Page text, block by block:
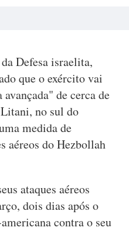
Defesa israelita,
que o exército vai
de cerca de
no sul do
medida de
aéreos do Hezbollah
ataques aéreos
dois dias após o
contra o seu